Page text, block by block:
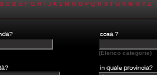
B C D E F G H J K L M N O P Q R S T U V W X Y Z
(Elenco categorie)